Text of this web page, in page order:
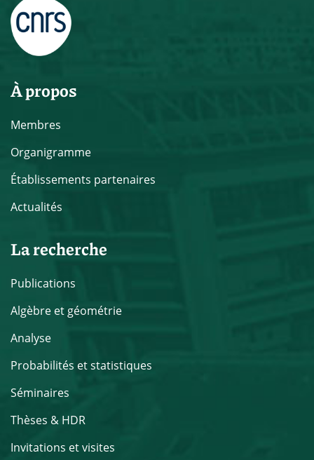
À propos
Membres
Organigramme
Établissements partenaires
Actualités
La recherche
Publications
Algèbre et géométrie
Analyse
Probabilités et statistiques
Séminaires
Thèses & HDR
Invitations et visites